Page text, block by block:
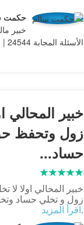
حكمت
خبير
الأسئلة المجابة 24544 | نسبة الرضا 97.7%
خبير المحالي
زول وتحفظ
حساد...
خبير المحالي اولا
زول و تخلي حساد
.اقرأ المزيد